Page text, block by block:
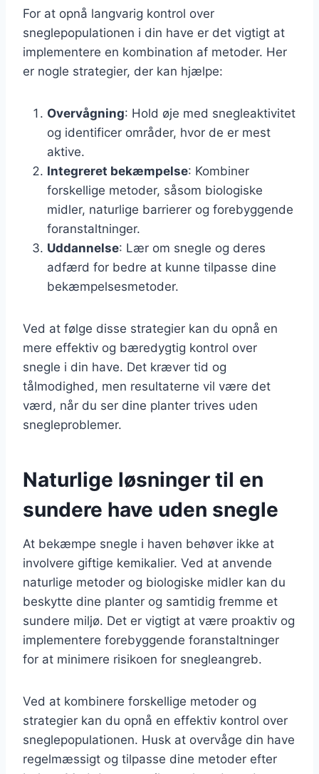
For at opnå langvarig kontrol over
sneglepopulationen i din have er det vigtigt at
implementere en kombination af metoder. Her
er nogle strategier, der kan hjælpe:
Overvågning: Hold øje med snegleaktivitet
og identificer områder, hvor de er mest
aktive.
Integreret bekæmpelse: Kombiner
forskellige metoder, såsom biologiske
midler, naturlige barrierer og forebyggende
foranstaltninger.
Uddannelse: Lær om snegle og deres
adfærd for bedre at kunne tilpasse dine
bekæmpelsesmetoder.
Ved at følge disse strategier kan du opnå en
mere effektiv og bæredygtig kontrol over
snegle i din have. Det kræver tid og
tålmodighed, men resultaterne vil være det
værd, når du ser dine planter trives uden
snegleproblemer.
Naturlige løsninger til en
sundere have uden snegle
At bekæmpe snegle i haven behøver ikke at
involvere giftige kemikalier. Ved at anvende
naturlige metoder og biologiske midler kan du
beskytte dine planter og samtidig fremme et
sundere miljø. Det er vigtigt at være proaktiv og
implementere forebyggende foranstaltninger
for at minimere risikoen for snegleangreb.
Ved at kombinere forskellige metoder og
strategier kan du opnå en effektiv kontrol over
sneglepopulationen. Husk at overvåge din have
regelmæssigt og tilpasse dine metoder efter